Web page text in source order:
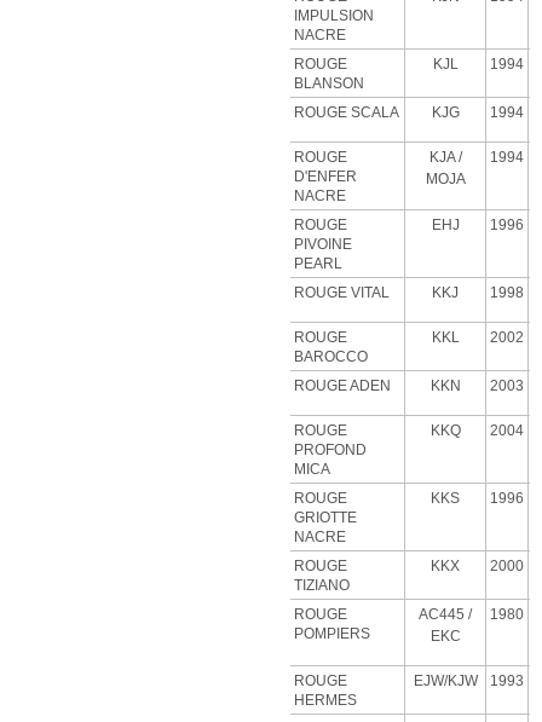
IMPULSION
NACRE
ROUGE
BLANSON
KJL 1994
ROUGE SCALA KJG 1994
ROUGE
D'ENFER
NACRE
KJA/
MOJA
1994
ROUGE
PIVOINE
PEARL
EHJ 1996
ROUGE VITAL KKJ 1998
ROUGE
BAROCCO
KKL 2002
ROUGE ADEN KKN 2003
ROUGE
PROFOND
MICA
KKQ 2004
ROUGE
GRIOTTE
NACRE
KKS 1996
ROUGE
TIZIANO
KKX 2000
ROUGE
POMPIERS
AC445 /
EKC
1980
ROUGE
HERMES
EJW/KJW 1993